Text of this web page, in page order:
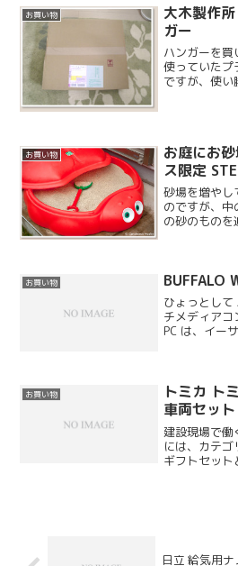
パッケージは
お買い物
大木製作
ガー
ハンガーを
使っていたプ
ですが、使い
お買い物
お庭にお
ス限定
砂場を増やし
のですが、中
の砂のものを
トウムシ砂
お買い物 BUFFALO
ひょっとし
チメディアコ
PC は、イー
いる Vos...
お買い物
トミカ ト
車両セッ
建設現場で働
には、カテ
ギフトセット
日立 給気用